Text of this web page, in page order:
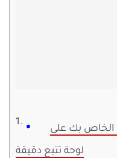
الخاص بك على
لوحة تتبع دقيقة